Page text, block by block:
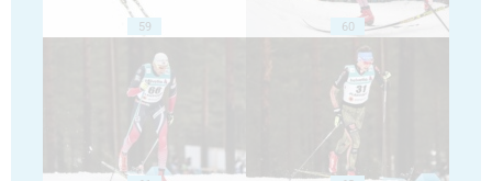
59 60